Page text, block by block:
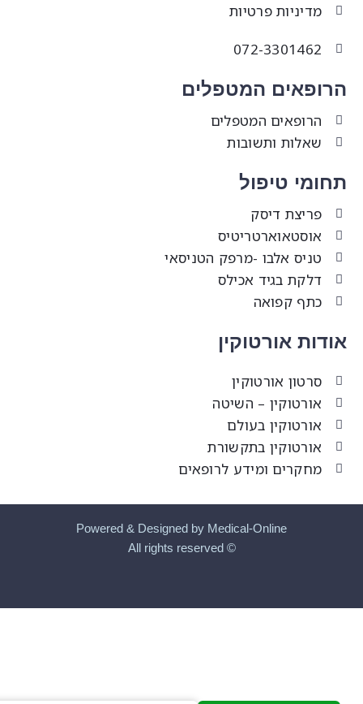
אורטוקין
סרטון אורטוקין
אורטוקין – השיטה
אורטוקין בעולם
אורטוקין בתקשורת
מחקרים ומידע לרופאים
טיפול
פריצת דיסק
אוסטאוארטריטיס
טניס אלבו -מרפק הטניסאי
דלקת בגיד אכילס
כתף קפואה
המטפלים
הרופאים המטפלים
שאלות ותשובות
מדיניות פרטיות
072-3301462
Powered & Designed by Medical-Online